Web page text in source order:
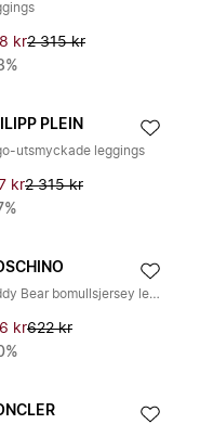
kr2 315 kr
PLEIN
utsmyckade leggings
kr2 315 kr
Teddy Bear bomullsjersey leggings
kr622 kr